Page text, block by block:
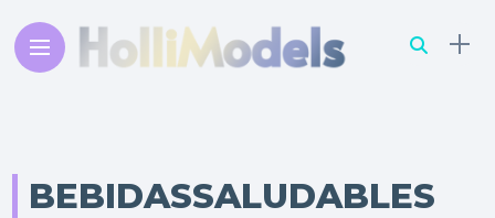
BEBIDASSALUDABLES